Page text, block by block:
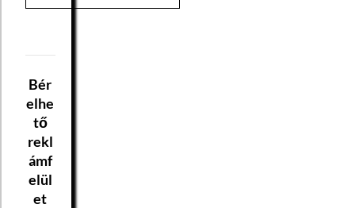
Bér
elhe
tő
rekl
ámf
elül
et